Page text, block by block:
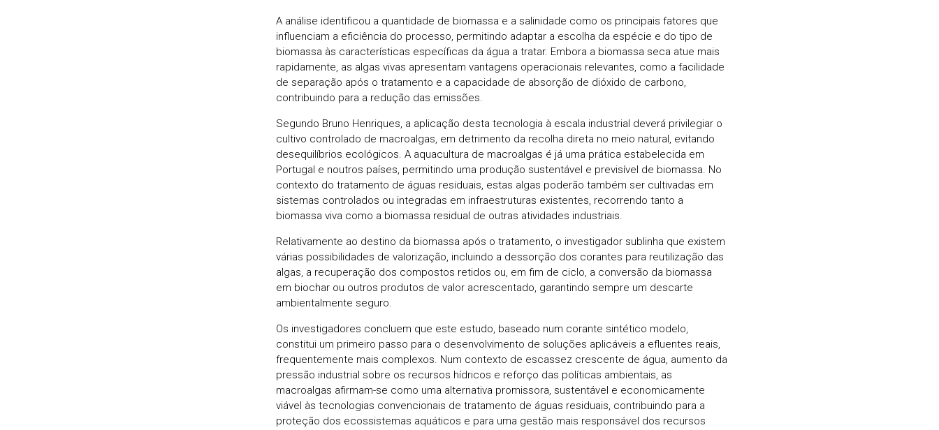
A análise identificou a quantidade de biomassa e a salinidade como os principais fatores que
influenciam a eficiência do processo, permitindo adaptar a escolha da espécie e do tipo de
biomassa às características específicas da água a tratar. Embora a biomassa seca atue mais
rapidamente, as algas vivas apresentam vantagens operacionais relevantes, como a facilidade
de separação após o tratamento e a capacidade de absorção de dióxido de carbono,
contribuindo para a redução das emissões.
Segundo Bruno Henriques, a aplicação desta tecnologia à escala industrial deverá privilegiar o
cultivo controlado de macroalgas, em detrimento da recolha direta no meio natural, evitando
desequilíbrios ecológicos. A aquacultura de macroalgas é já uma prática estabelecida em
Portugal e noutros países, permitindo uma produção sustentável e previsível de biomassa. No
contexto do tratamento de águas residuais, estas algas poderão também ser cultivadas em
sistemas controlados ou integradas em infraestruturas existentes, recorrendo tanto a
biomassa viva como a biomassa residual de outras atividades industriais.
Relativamente ao destino da biomassa após o tratamento, o investigador sublinha que existem
várias possibilidades de valorização, incluindo a dessorção dos corantes para reutilização das
algas, a recuperação dos compostos retidos ou, em fim de ciclo, a conversão da biomassa
em biochar ou outros produtos de valor acrescentado, garantindo sempre um descarte
ambientalmente seguro.
Os investigadores concluem que este estudo, baseado num corante sintético modelo,
constitui um primeiro passo para o desenvolvimento de soluções aplicáveis a efluentes reais,
frequentemente mais complexos. Num contexto de escassez crescente de água, aumento da
pressão industrial sobre os recursos hídricos e reforço das políticas ambientais, as
macroalgas afirmam-se como uma alternativa promissora, sustentável e economicamente
viável às tecnologias convencionais de tratamento de águas residuais, contribuindo para a
proteção dos ecossistemas aquáticos e para uma gestão mais responsável dos recursos